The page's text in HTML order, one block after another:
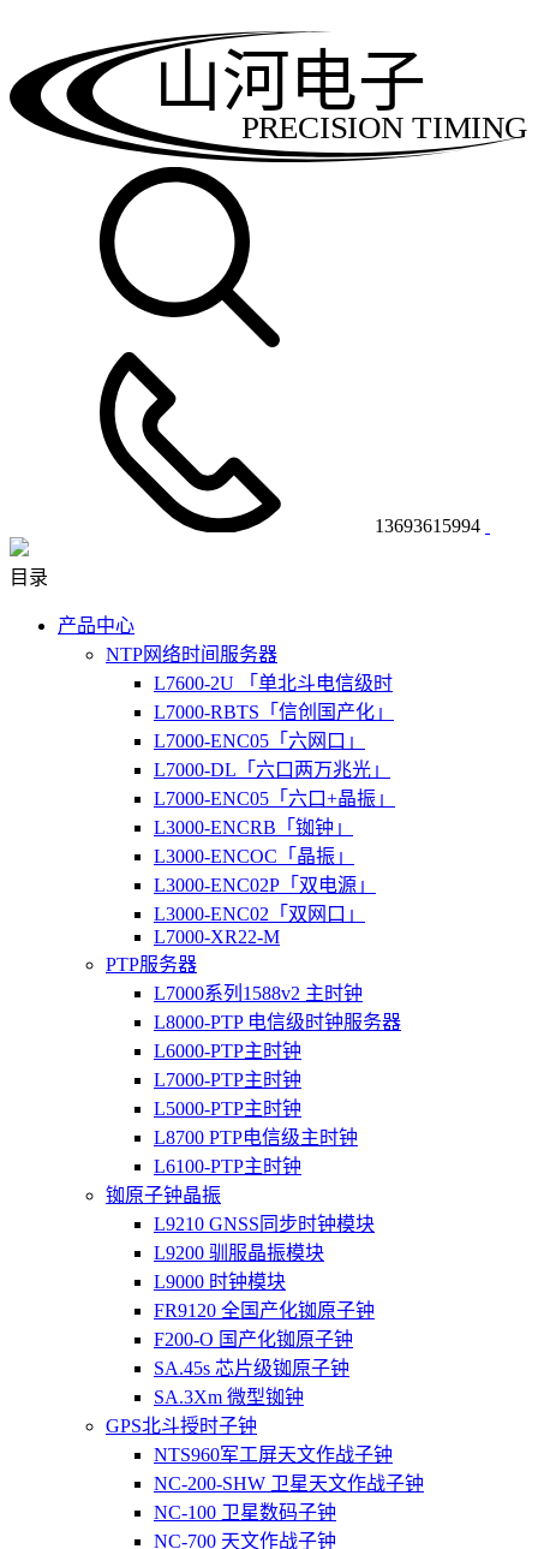
PRECISION TIMING
山河电子
13693615994
目录
产品中心
NTP网络时间服务器
L7600-2U 「单北斗电信级时
L7000-RBTS「信创国产化」
L7000-ENC05「六网口」
L7000-DL「六口两万兆光」
L7000-ENC05「六口+晶振」
L3000-ENCRB「铷钟」
L3000-ENCOC「晶振」
L3000-ENC02P「双电源」
L3000-ENC02「双网口」
L7000-XR22-M
PTP服务器
L7000系列1588v2 主时钟
L8000-PTP 电信级时钟服务器
L6000-PTP主时钟
L7000-PTP主时钟
L5000-PTP主时钟
L8700 PTP电信级主时钟
L6100-PTP主时钟
铷原子钟晶振
L9210 GNSS同步时钟模块
L9200 驯服晶振模块
L9000 时钟模块
FR9120 全国产化铷原子钟
F200-O 国产化铷原子钟
SA.45s 芯片级铷原子钟
SA.3Xm 微型铷钟
GPS北斗授时子钟
NTS960军工屏天文作战子钟
NC-200-SHW 卫星天文作战子钟
NC-100 卫星数码子钟
NC-700 天文作战子钟